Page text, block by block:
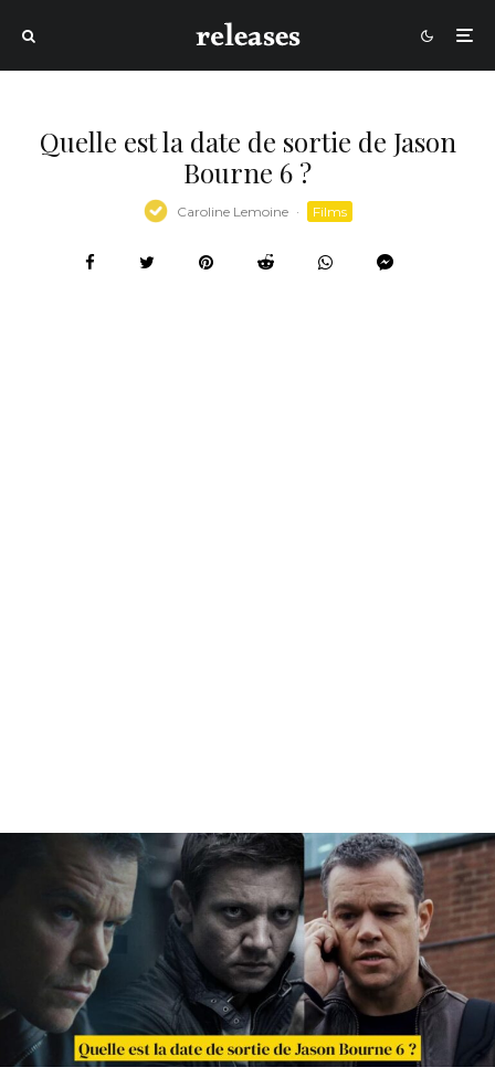
Quelle est la date de sortie de Jason
Bourne 6 ?
Caroline Lemoine · Films